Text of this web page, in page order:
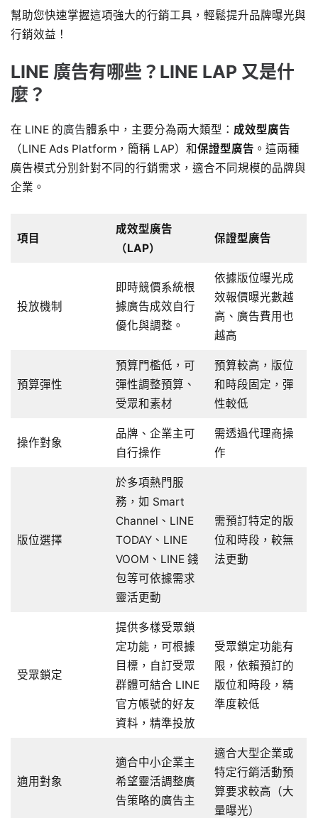
幫助您快速掌握這項強大的行銷工具，輕鬆提升品牌曝光與
行銷效益！
LINE 廣告有哪些？LINE LAP 又是什
麼？
在 LINE 的廣告體系中，主要分為兩大類型： 成效型廣告
（LINE Ads Platform，簡稱 LAP）和保證型廣告 。這兩種
廣告模式分別針對不同的行銷需求，適合不同規模的品牌與
企業。
項目
成效型廣告
（LAP）
保證型廣告
投放機制
即時競價系統根
據廣告成效自行
優化與調整。
依據版位曝光成
效報價曝光數越
高、廣告費用也
越高
預算彈性
預算門檻低，可
彈性調整預算、
受眾和素材
預算較高，版位
和時段固定，彈
性較低
操作對象
品牌、企業主可
自行操作
需透過代理商操
作
版位選擇
於多項熱門服
務，如 Smart
Channel、LINE
TODAY、LINE
VOOM、LINE 錢
包等可依據需求
靈活更動
需預訂特定的版
位和時段，較無
法更動
受眾鎖定
提供多樣受眾鎖
定功能，可根據
目標，自訂受眾
群體可結合 LINE
官方帳號的好友
資料，精準投放
受眾鎖定功能有
限，依賴預訂的
版位和時段，精
準度較低
適用對象
適合中小企業主
希望靈活調整廣
告策略的廣告主
適合大型企業或
特定行銷活動預
算要求較高（大
量曝光）